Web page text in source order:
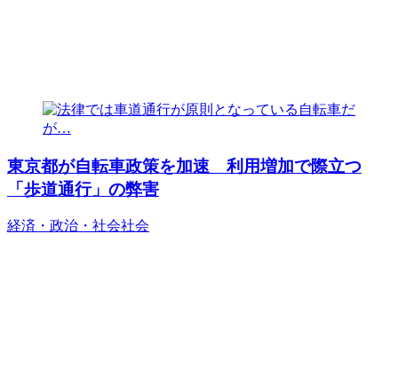
東京都が自転車政策を加速 利用増加で際立つ
「歩道通行」の弊害
経済・政治・社会社会